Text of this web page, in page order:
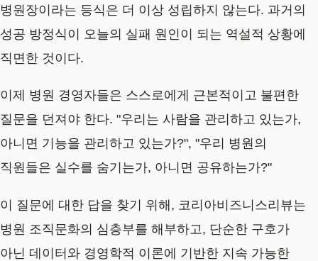
병원장이라는 등식은 더 이상 성립하지 않는다. 과거의
성공 방정식이 오늘의 실패 원인이 되는 역설적 상황에
직면한 것이다.
이제 병원 경영자들은 스스로에게 근본적이고 불편한
질문을 던져야 한다. "우리는 사람을 관리하고 있는가,
아니면 기능을 관리하고 있는가?", "우리 병원의
직원들은 실수를 숨기는가, 아니면 공유하는가?"
이 질문에 대한 답을 찾기 위해, 코리아비즈니스리뷰는
병원 조직문화의 심층부를 해부하고, 단순한 구호가
아닌 데이터와 경영학적 이론에 기반한 지속 가능한